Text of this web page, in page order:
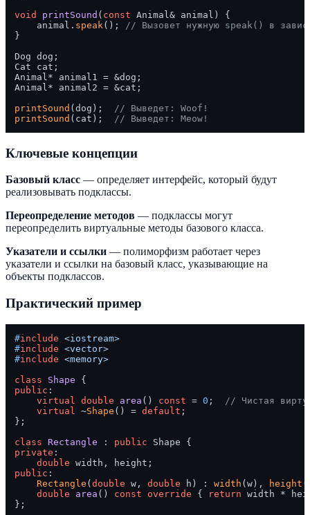
void
printSound ( const Animal& animal)
{
    animal.
speak(); // Вызовет нужную speak() в
}
Dog dog;
Cat cat;
Animal* animal1 = &dog;
Animal* animal2 = &cat;
printSound (dog); // Выведет: Woof!
printSound (cat); // Выведет: Meow!
Ключевые концепции
Базовый класс — определяет интерфейс, который будут
реализовывать подклассы.
Переопределение методов — подклассы могут
переопределить виртуальные методы базового класса.
Указатели и ссылки — полиморфизм работает через
указатели и ссылки на базовый класс, указывающие на
объекты подклассов.
Практический пример
#include <iostream>
#include <vector>
#include <memory>
class
Shape
public :
virtual
double area () const = 0 ;
// Чистая
virtual
~Shape () = default ;
};
class
Rectangle : public
private :
double
public :
Rectangle ( double w, double h) : width (w), height
double
area () const override { return width *
};